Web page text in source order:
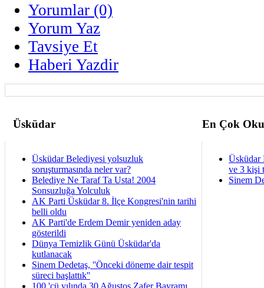
Yorumlar (0)
Yorum Yaz
Tavsiye Et
Haberi Yazdir
Üsküdar En Çok
Üsküdar Belediyesi yolsuzluk
soruşturmasında neler var?
Belediye Ne Taraf Ta Usta! 2004
Sonsuzluğa Yolculuk
AK Parti Üsküdar 8. İlçe Kongresi'nin tarihi
belli oldu
AK Parti'de Erdem Demir yeniden aday
gösterildi
Dünya Temizlik Günü Üsküdar'da
kutlanacak
Sinem Dedetaş, ''Önceki döneme dair tespit
süreci başlattık''
100.'cü yılında 30 Ağustos Zafer Bayramı
Üsküdar
ve 3 kişi
Sinem